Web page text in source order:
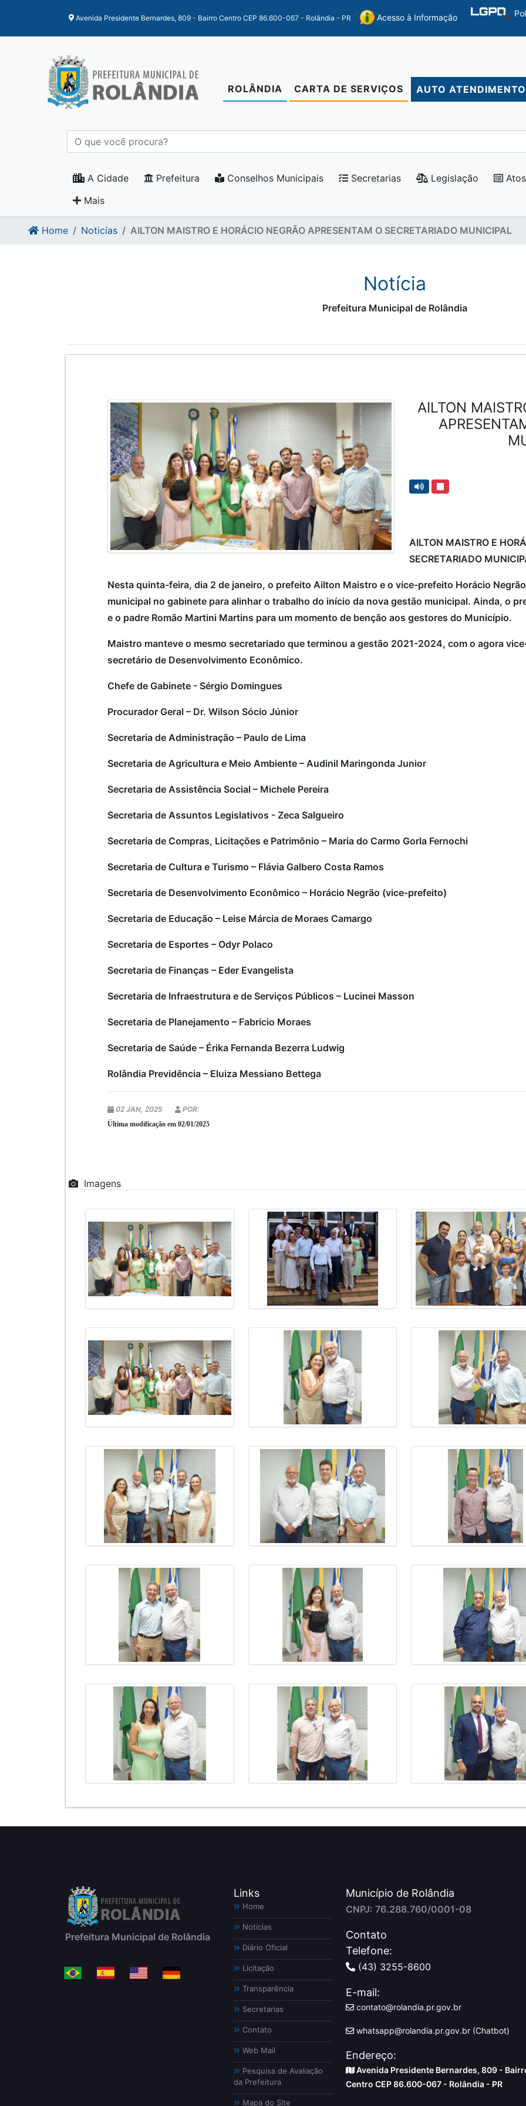
Avenida Presidente Bernardes, 809 - Bairro Centro CEP 86.600-067 - Rolândia - PR Acesso à Informação
ROLÂNDIA CARTA DE SERVIÇOS AUTO ATENDIMENTO
A Cidade Prefeitura Conselhos Municipais Secretarias Legislação
Mais
Home Noticías AILTON MAISTRO E HORÁCIO NEGRÃO APRESENTAM O SECRETARIADO MUNICIPAL
Notícia
Prefeitura Municipal de Rolândia
AILTON
AILTON MAISTRO E
SECRETARIADO
Nesta quinta-feira, dia 2 de janeiro, o prefeito Ailton Maistro e o vice-prefeito Horácio
municipal no gabinete para alinhar o trabalho do início da nova gestão municipal. Ainda, o
e o padre Romão Martini Martins para um momento de benção aos gestores do Município.
Maistro manteve o mesmo secretariado que terminou a gestão 2021-2024, com o agora
secretário de Desenvolvimento Econômico.
Chefe de Gabinete - Sérgio Domingues
Procurador Geral – Dr. Wilson Sócio Júnior
Secretaria de Administração – Paulo de Lima
Secretaria de Agricultura e Meio Ambiente – Audinil Maringonda Junior
Secretaria de Assistência Social – Michele Pereira
Secretaria de Assuntos Legislativos - Zeca Salgueiro
Secretaria de Compras, Licitações e Patrimônio – Maria do Carmo Gorla Fernochi
Secretaria de Cultura e Turismo – Flávia Galbero Costa Ramos
Secretaria de Desenvolvimento Econômico – Horácio Negrão (vice-prefeito)
Secretaria de Educação – Leise Márcia de Moraes Camargo
Secretaria de Esportes – Odyr Polaco
Secretaria de Finanças – Eder Evangelista
Secretaria de Infraestrutura e de Serviços Públicos – Lucinei Masson
Secretaria de Planejamento – Fabricio Moraes
Secretaria de Saúde – Érika Fernanda Bezerra Ludwig
Rolândia Previdência – Eluiza Messiano Bettega
02 JAN, 2025 POR:
Última modificação em 02/01/2025
Imagens
Prefeitura Municipal de Rolândia
Links
Home
Notícias
Diário Oficial
Licitação
Transparência
Secretarias
Contato
Web Mail
Pesquisa de Avaliação
da Prefeitura
Mapa do Site
Município de Rolândia
CNPJ: 76.288.760/0001-08
Contato
Telefone:
(43) 3255-8600
E-mail:
contato@rolandia.pr.gov.br
whatsapp@rolandia.pr.gov.br (Chatbot)
Endereço:
Avenida Presidente Bernardes, 809 -
Centro CEP 86.600-067 - Rolândia - PR